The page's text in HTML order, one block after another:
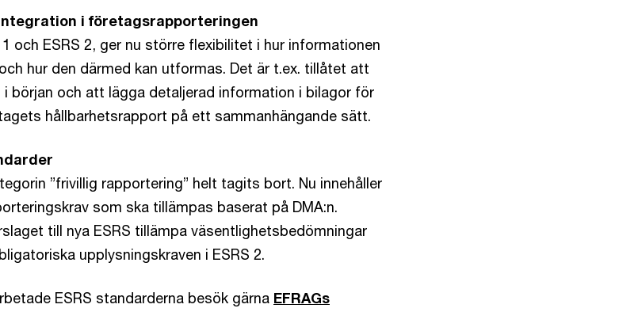
i företagsrapporteringen
och ESRS 2, ger nu större flexibilitet i hur informationen
hur den därmed kan utformas. Det är t.ex. tillåtet att
början och att lägga detaljerad information i bilagor för
hållbarhetsrapport på ett sammanhängande sätt.
”frivillig rapportering” helt tagits bort. Nu innehåller
som ska tillämpas baserat på DMA:n.
till nya ESRS tillämpa väsentlighetsbedömningar
upplysningskraven i ESRS 2.
ESRS standarderna besök gärna EFRAGs